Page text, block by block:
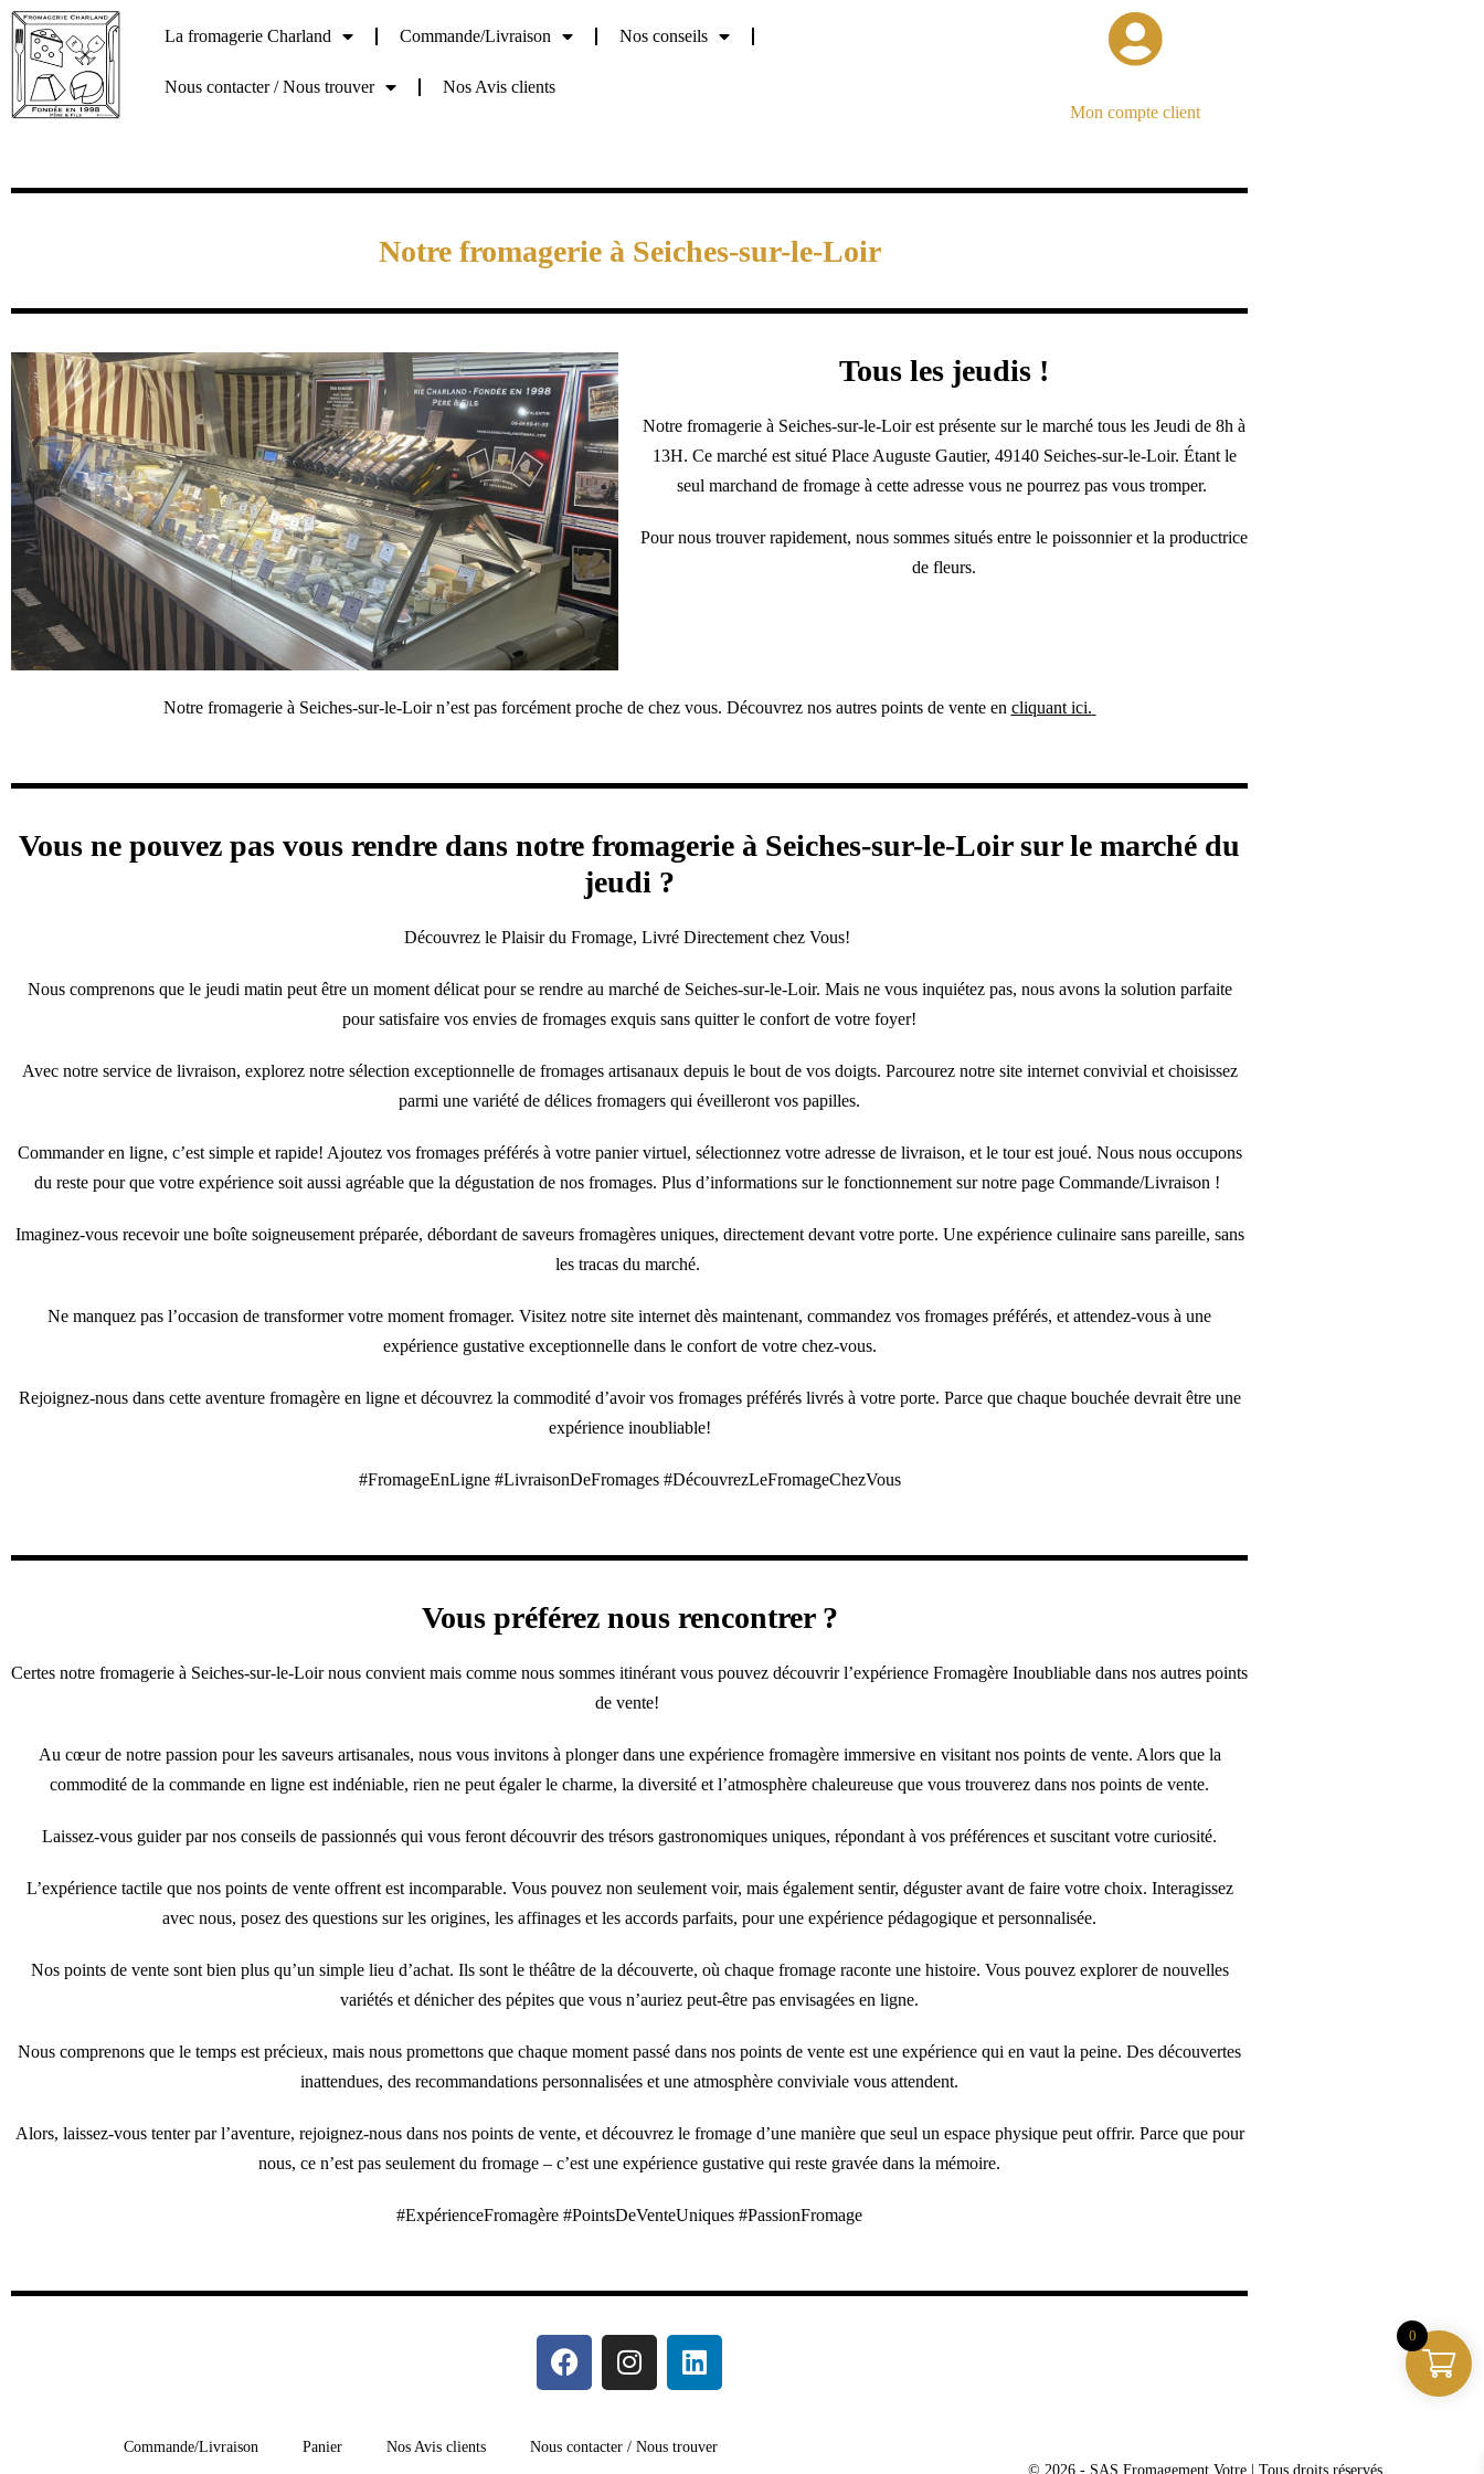
La fromagerie Charland Commande/Livraison Nos conseils
Nous contacter / Nous trouver
Nos Avis clients
Mon compte client
Notre fromagerie à Seiches-sur-le-Loir
Tous les jeudis !
Notre fromagerie à Seiches-sur-le-Loir est présente sur le marché tous les Jeudi de 8h à
13H. Ce marché est situé Place Auguste Gautier, 49140 Seiches-sur-le-Loir. Étant le
seul marchand de fromage à cette adresse vous ne pourrez pas vous tromper.
Pour nous trouver rapidement, nous sommes situés entre le poissonnier et la productrice
de fleurs.
Notre fromagerie à Seiches-sur-le-Loir n’est pas forcément proche de chez vous. Découvrez nos autres points de vente en cliquant ici.
Vous ne pouvez pas vous rendre dans notre fromagerie à Seiches-sur-le-Loir sur le marché du
jeudi ?
Découvrez le Plaisir du Fromage, Livré Directement chez Vous!
Nous comprenons que le jeudi matin peut être un moment délicat pour se rendre au marché de Seiches-sur-le-Loir. Mais ne vous inquiétez pas, nous avons la solution parfaite
pour satisfaire vos envies de fromages exquis sans quitter le confort de votre foyer!
Avec notre service de livraison, explorez notre sélection exceptionnelle de fromages artisanaux depuis le bout de vos doigts. Parcourez notre site internet convivial et choisissez
parmi une variété de délices fromagers qui éveilleront vos papilles.
Commander en ligne, c’est simple et rapide! Ajoutez vos fromages préférés à votre panier virtuel, sélectionnez votre adresse de livraison, et le tour est joué. Nous nous occupons
du reste pour que votre expérience soit aussi agréable que la dégustation de nos fromages. Plus d’informations sur le fonctionnement sur notre page Commande/Livraison !
Imaginez-vous recevoir une boîte soigneusement préparée, débordant de saveurs fromagères uniques, directement devant votre porte. Une expérience culinaire sans pareille, sans
les tracas du marché.
Ne manquez pas l’occasion de transformer votre moment fromager. Visitez notre site internet dès maintenant, commandez vos fromages préférés, et attendez-vous à une
expérience gustative exceptionnelle dans le confort de votre chez-vous.
Rejoignez-nous dans cette aventure fromagère en ligne et découvrez la commodité d’avoir vos fromages préférés livrés à votre porte. Parce que chaque bouchée devrait être une
expérience inoubliable!
#FromageEnLigne #LivraisonDeFromages #DécouvrezLeFromageChezVous
Vous préférez nous rencontrer ?
Certes notre fromagerie à Seiches-sur-le-Loir nous convient mais comme nous sommes itinérant vous pouvez découvrir l’expérience Fromagère Inoubliable dans nos autres points
de vente!
Au cœur de notre passion pour les saveurs artisanales, nous vous invitons à plonger dans une expérience fromagère immersive en visitant nos points de vente. Alors que la
commodité de la commande en ligne est indéniable, rien ne peut égaler le charme, la diversité et l’atmosphère chaleureuse que vous trouverez dans nos points de vente.
Laissez-vous guider par nos conseils de passionnés qui vous feront découvrir des trésors gastronomiques uniques, répondant à vos préférences et suscitant votre curiosité.
L’expérience tactile que nos points de vente offrent est incomparable. Vous pouvez non seulement voir, mais également sentir, déguster avant de faire votre choix. Interagissez
avec nous, posez des questions sur les origines, les affinages et les accords parfaits, pour une expérience pédagogique et personnalisée.
Nos points de vente sont bien plus qu’un simple lieu d’achat. Ils sont le théâtre de la découverte, où chaque fromage raconte une histoire. Vous pouvez explorer de nouvelles
variétés et dénicher des pépites que vous n’auriez peut-être pas envisagées en ligne.
Nous comprenons que le temps est précieux, mais nous promettons que chaque moment passé dans nos points de vente est une expérience qui en vaut la peine. Des découvertes
inattendues, des recommandations personnalisées et une atmosphère conviviale vous attendent.
Alors, laissez-vous tenter par l’aventure, rejoignez-nous dans nos points de vente, et découvrez le fromage d’une manière que seul un espace physique peut offrir. Parce que pour
nous, ce n’est pas seulement du fromage – c’est une expérience gustative qui reste gravée dans la mémoire.
#ExpérienceFromagère #PointsDeVenteUniques #PassionFromage
Commande/Livraison Panier Nos Avis clients
Nous contacter / Nous trouver
© 2026 - SAS Fromagement Votre | Tous droits réservés
0